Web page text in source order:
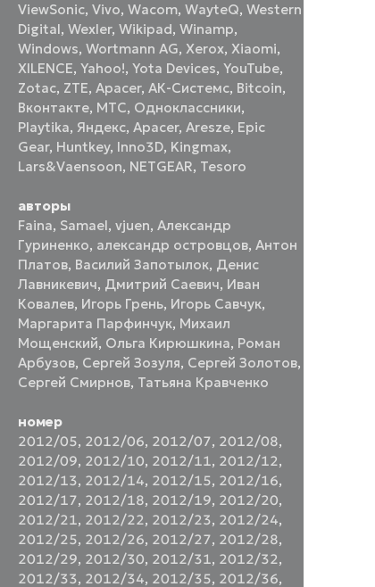
ViewSonic,Vivo,Wacom,WayteQ,Western
Digital,Wexler,Wikipad,Winamp,
Windows,Wortmann AG,Xerox,Xiaomi,
XILENCE,Yahoo!,Yota Devices,YouTube,
Zotac, ZTE,Аpacer,АК-Системс, Вitcoin,
Вконтакте, МТС, Одноклассники,
Playtika, Яндекс,Apacer,Aresze, Epic
Gear, Huntkey, Inno3D, Kingmax,
Lars&Vaensoon, NETGEAR, Tesoro
авторы
Faina, Samael,vjuen,Александр
Гуриненко, александр островцов,Антон
Платов, Василий Запотылок, Денис
Лавникевич, Дмитрий Саевич, Иван
Ковалев, Игорь Грень, Игорь Савчук,
Маргарита Парфинчук, Михаил
Мощенский, Ольга Кирюшкина, Роман
Арбузов, Сергей Зозуля, Сергей Золотов,
Сергей Смирнов, Татьяна Кравченко
номер
2012/05, 2012/06, 2012/07, 2012/08,
2012/09, 2012/10, 2012/11, 2012/12,
2012/13, 2012/14, 2012/15, 2012/16,
2012/17, 2012/18, 2012/19, 2012/20,
2012/21, 2012/22, 2012/23, 2012/24,
2012/25, 2012/26, 2012/27, 2012/28,
2012/29, 2012/30, 2012/31, 2012/32,
2012/33, 2012/34, 2012/35, 2012/36,